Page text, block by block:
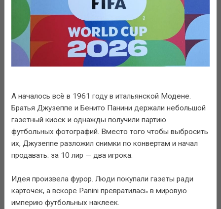
А началось всё в 1961 году в итальянской Модене.
Братья Джузеппе и Бенито Панини держали небольшой
газетный киоск и однажды получили партию
футбольных фотографий. Вместо того чтобы выбросить
их, Джузеппе разложил снимки по конвертам и начал
продавать: за 10 лир — два игрока.
Идея произвела фурор. Люди покупали газеты ради
карточек, а вскоре Panini превратилась в мировую
империю футбольных наклеек.